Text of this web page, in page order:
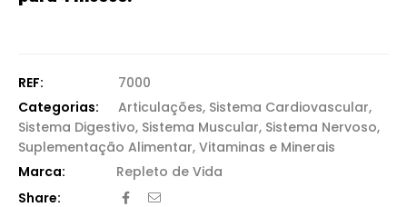
REF:
7000
Categorias:
Articulações, Sistema Cardiovascular,
Sistema Digestivo, Sistema Muscular, Sistema Nervoso,
Suplementação Alimentar, Vitaminas e Minerais
Repleto de Vida
Share: